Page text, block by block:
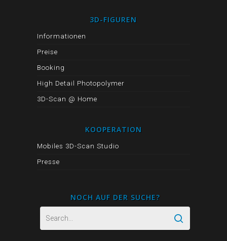
3D-FIGUREN
Informationen
Preise
Booking
High Detail Photopolymer
3D-Scan @ Home
KOOPERATION
Mobiles 3D-Scan Studio
Presse
NOCH AUF DER SUCHE?